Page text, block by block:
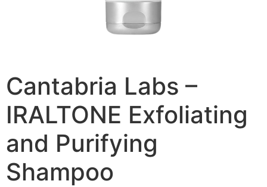
Cantabria Labs –
IRALTONE Exfoliating
and Purifying
Shampoo